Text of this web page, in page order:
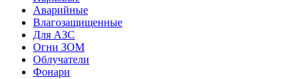
Аварийные
Влагозащищенные
Для АЗС
Огни ЗОМ
Облучатели
Фонари